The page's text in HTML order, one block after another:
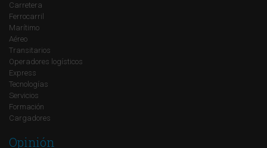
Carretera
Ferrocarril
Marítimo
Aéreo
Transitarios
Operadores logísticos
Express
Tecnologías
Servicios
Formación
Cargadores
Opinión